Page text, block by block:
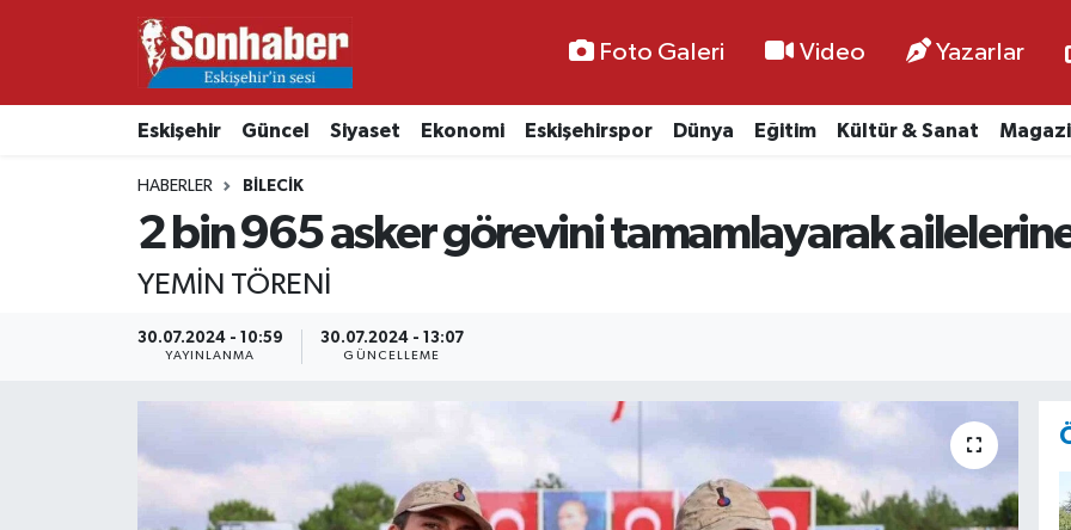
Foto Galeri Video Yazarlar
Eskişehir Güncel Siyaset Ekonomi Eskişehirspor Dünya Eğitim Kültür & Sanat
HABERLER BILECIK
2 bin 965 asker görevini tamamlayarak
YEMİN TÖRENİ
30.07.2024 - 10:59
YAYINLANMA
30.07.2024 - 13:07
GÜNCELLEME
Ekonomi
Kültür & Sanat
Resmi İlanlar
Nöbetçi Eczaneler
Namaz Vakitleri
Trafik Durumu
Süper Lig Puan Durumu ve Fikstür
Son Dakika Haberleri